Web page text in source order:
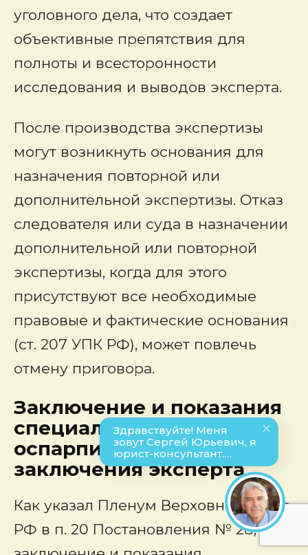
уголовного дела, что создает
объективные препятствия для
полноты и всесторонности
исследования и выводов эксперта.
После производства экспертизы
могут возникнуть основания для
назначения повторной или
дополнительной экспертизы. Отказ
следователя или суда в назначении
дополнительной или повторной
экспертизы, когда для этого
присутствуют все необходимые
правовые и фактические основания
(ст. 207 УПК РФ), может повлечь
отмену приговора.
Заключение и показания
специалиста для
оспарпивания
заключения эксперта
Как указал Пленум Верховного Суда
РФ в п. 20 Постановления № 28,